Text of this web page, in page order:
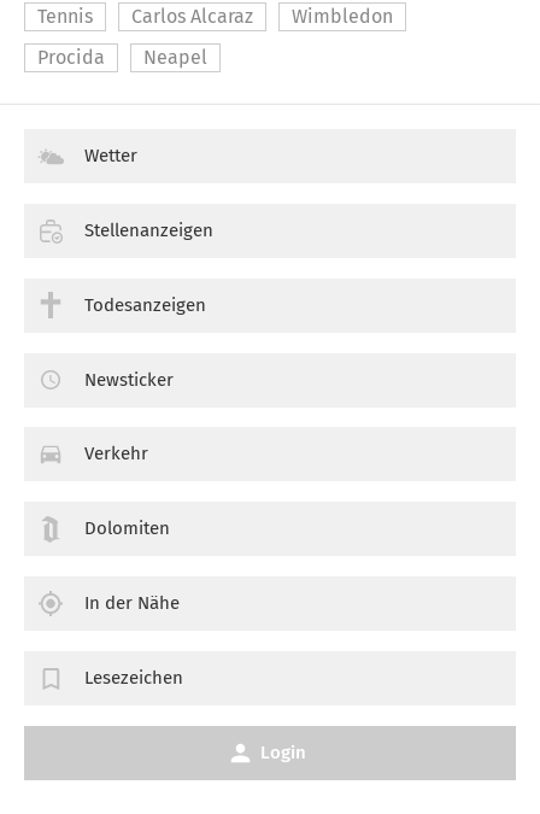
Tennis
Carlos Alcaraz
Wimbledon
Procida
Neapel
Wetter
Stellenanzeigen
Todesanzeigen
Newsticker
Verkehr
Dolomiten
In der Nähe
Lesezeichen
Login